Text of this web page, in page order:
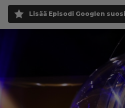
Lisää Episodi Googlen